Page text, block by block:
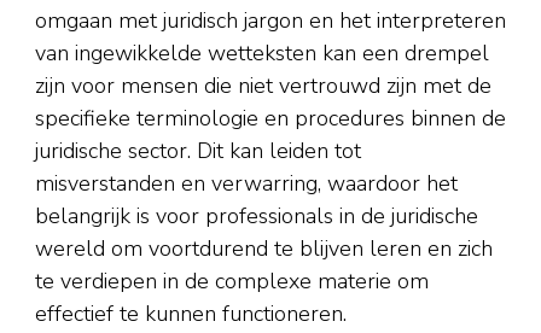
omgaan met juridisch jargon en het interpreteren
van ingewikkelde wetteksten kan een drempel
zijn voor mensen die niet vertrouwd zijn met de
specifieke terminologie en procedures binnen de
juridische sector. Dit kan leiden tot
misverstanden en verwarring, waardoor het
belangrijk is voor professionals in de juridische
wereld om voortdurend te blijven leren en zich
te verdiepen in de complexe materie om
effectief te kunnen functioneren.